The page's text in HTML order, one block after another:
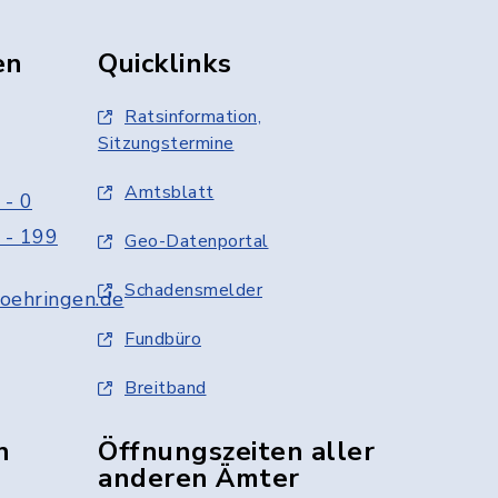
0
199
Quicklinks
Ratsinformation,
Sitzungstermine
Amtsblatt
Geo-Datenportal
Schadensmelder
Fundbüro
Breitband
Öffnungszeiten aller
anderen Ämter